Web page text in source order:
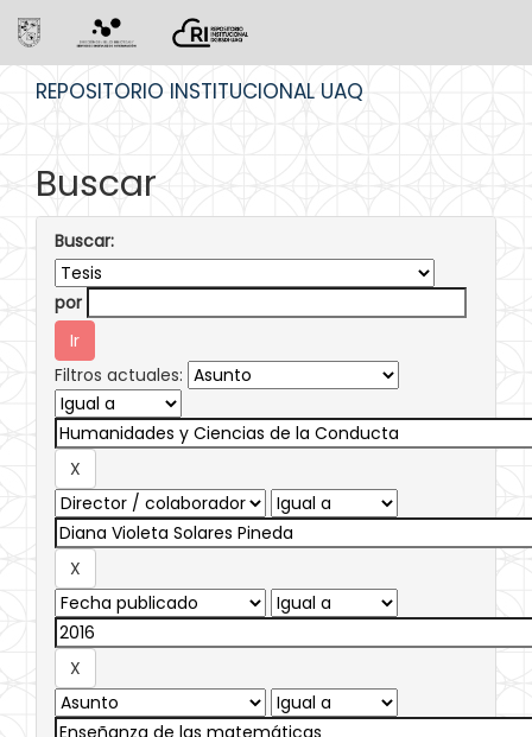
REPOSITORIO INSTITUCIONAL UAQ
Buscar
Buscar:
por
Filtros actuales: